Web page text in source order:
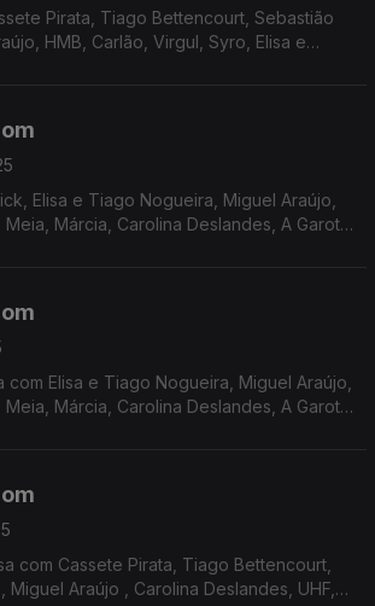
Pirata, Tiago Bettencourt, Sebastião
HMB, Carlão, Virgul, Syro, Elisa e
Elisa e Tiago Nogueira, Miguel Araújo,
Márcia, Carolina Deslandes, A Garota
Araújo,
Márcia, Carolina Deslandes, A Garota
com Cassete Pirata, Tiago Bettencourt,
Miguel Araújo , Carolina Deslandes, UHF,